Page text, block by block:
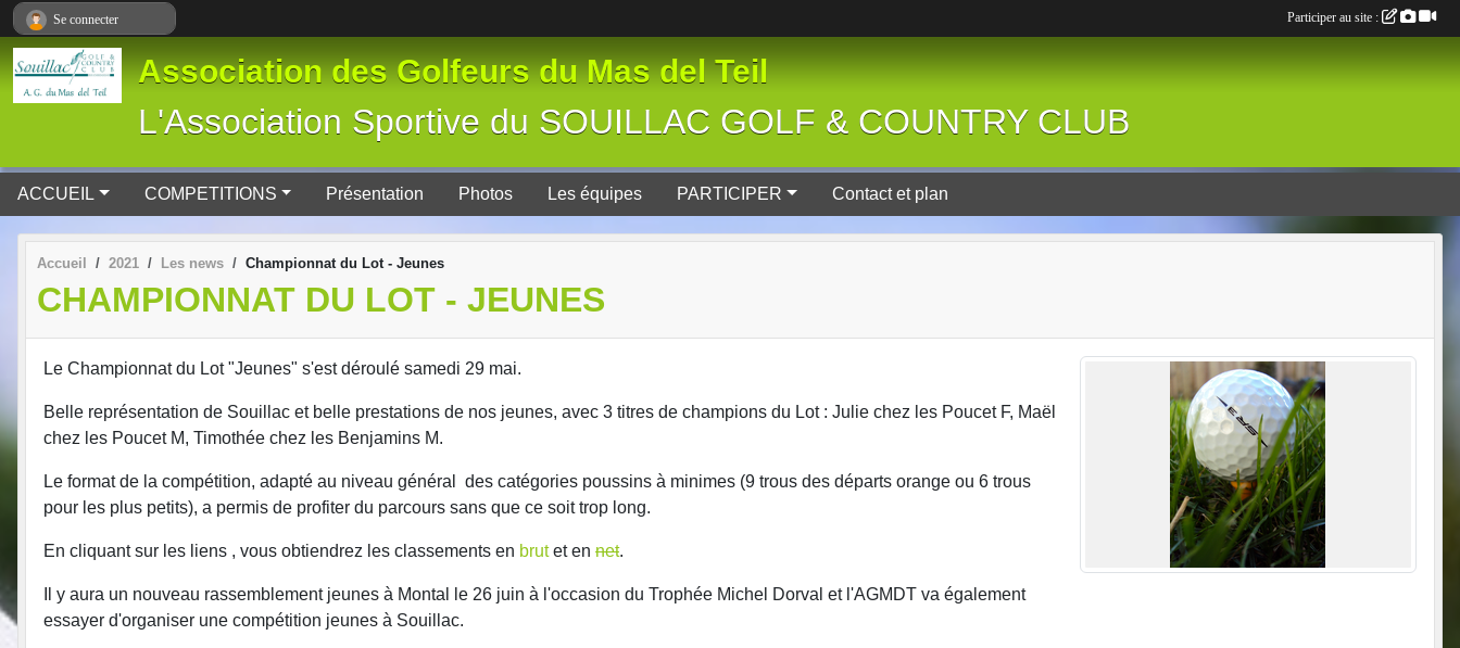
Association des Golfeurs du Mas del Teil
L'Association Sportive du SOUILLAC GOLF & COUNTRY CLUB
ACCUEIL COMPETITIONS Présentation Photos Les équipes PARTICIPER Contact et plan
Accueil 2021 Les news Championnat du Lot - Jeunes
CHAMPIONNAT DU LOT - JEUNES
Le Championnat du Lot "Jeunes" s'est déroulé samedi 29 mai.
Belle représentation de Souillac et belle prestations de nos jeunes, avec 3 titres de champions du Lot : Julie chez les Poucet F, Maël
chez les Poucet M, Timothée chez les Benjamins M.
Le format de la compétition, adapté au niveau général des catégories poussins à minimes (9 trous des départs orange ou 6 trous
pour les plus petits), a permis de profiter du parcours sans que ce soit trop long.
En cliquant sur les liens , vous obtiendrez les classements en brutet en net.
Il y aura un nouveau rassemblement jeunes à Montal le 26 juin à l'occasion du Trophée Michel Dorval et l'AGMDT va également
essayer d'organiser une compétition jeunes à Souillac.
Se connecter Participer au site :
Panneau de gestion des cookies